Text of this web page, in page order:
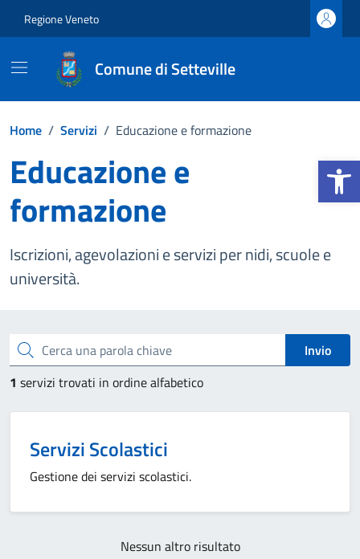
Apri la
Regione Veneto
Comune di Setteville
Home / Servizi / Educazione e formazione
Educazione e
formazione
Iscrizioni, agevolazioni e servizi per nidi, scuole e
università.
Cerca una parola chiave
Invio
1 servizi trovati in ordine alfabetico
Servizi Scolastici
Gestione dei servizi scolastici.
Nessun altro risultato